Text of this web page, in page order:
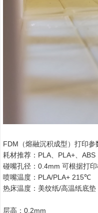
FDM（熔融沉积成型）打印参
耗材推荐：PLA、PLA+、ABS
碰嘴孔径：0.4mm 可根据打
喷嘴温度：PLA/PLA+
热床温度：美纹纸/高温纸底
层高：0.2mm